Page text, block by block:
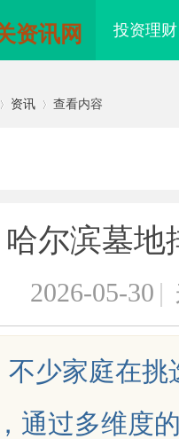
资讯网 投资理财
资讯 查看内容
哈尔滨墓地
2026-05-30 |
不少家庭在
通过多维度